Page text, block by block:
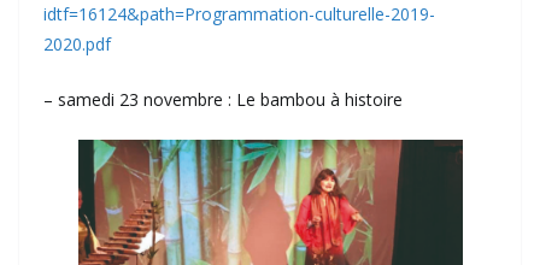
idtf=16124&path=Programmation-culturelle-2019-
2020.pdf
– samedi 23 novembre : Le bambou à histoire